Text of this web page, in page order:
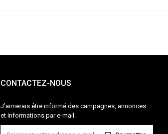
CONTACTEZ-NOUS
J’aimerais être informé des campagnes, annonces
et informations par e-mail.